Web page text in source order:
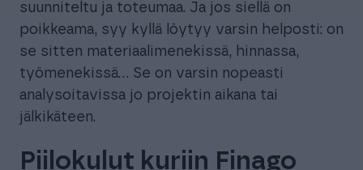
suunniteltu ja toteumaa. Ja jos siellä on
poikkeama, syy kyllä löytyy varsin helposti: on
se sitten materiaalimenekissä, hinnassa,
työmenekissä… Se on varsin nopeasti
analysoitavissa jo projektin aikana tai
jälkikäteen.
Piilokulut kuriin Finago